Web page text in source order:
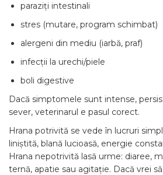
paraziți intestinali
stres (mutare, program schimbat)
alergeni din mediu (iarbă, praf)
infecții la urechi/piele
boli digestive
Dacă simptomele sunt intense,
sever, veterinarul e pasul corect.
Hrana potrivită se vede în lucruri
liniștită, blană lucioasă, energie
Hrana nepotrivită lasă urme: diaree,
ternă, apatie sau agitație. Dacă vrei